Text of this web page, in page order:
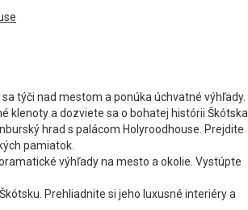
týči nad mestom a ponúka úchvatné výhľady.
klenoty a dozviete sa o bohatej histórii Škótska.
hrad s palácom Holyroodhouse. Prejdite
pamiatok.
výhľady na mesto a okolie. Vystúpte
Prehliadnite si jeho luxusné interiéry a